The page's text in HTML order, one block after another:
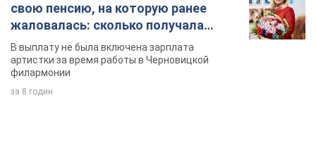
свою пенсию, на которую ранее
жаловалась: сколько получала
певица
В выплату не была включена зарплата
артистки за время работы в Черновицкой
филармонии
за 8 годин